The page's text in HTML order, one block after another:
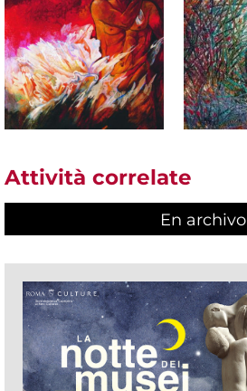
Attività correlate
En archivo